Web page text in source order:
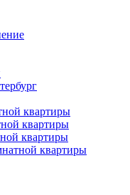
квартиры
квартиры
квартиры
квартиры